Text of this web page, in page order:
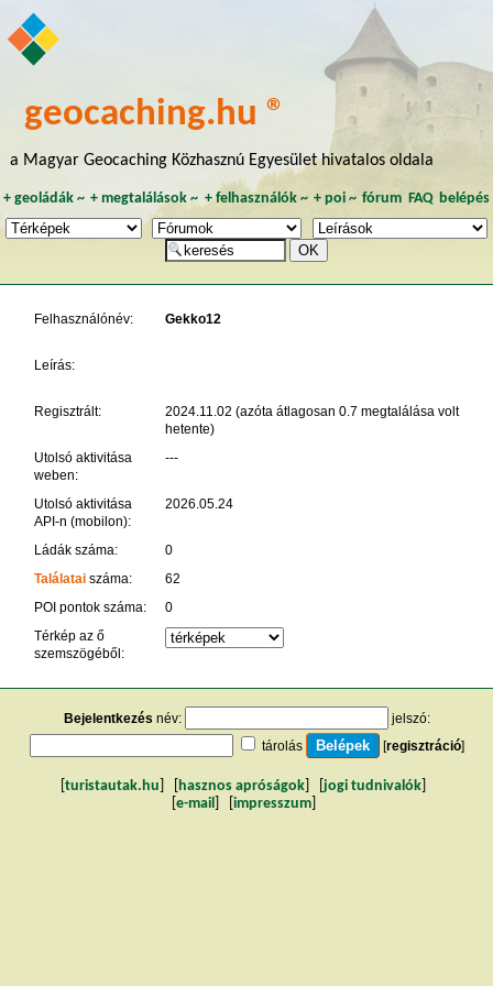
geocaching.hu ®
a Magyar Geocaching Közhasznú Egyesület hivatalos oldala
+ geoládák~ +megtalálások ~ +felhasználók~ + poi~ fórum FAQ belépés
Felhasználónév: Gekko12
Leírás:
Regisztrált:
2024.11.02 (azóta átlagosan 0.7 megtalálása volt
hetente)
Utolsó aktivitása
weben:
---
Utolsó aktivitása
API-n (mobilon):
2026.05.24
Ládák száma:
0
Találatai száma:
62
POI pontok száma:
0
Térkép az ő
szemszögéből:
Bejelentkezés név:
jelszó:
tárolás
[regisztráció]
turistautak.hu hasznos apróságok jogi tudnivalók
e-mail impresszum]